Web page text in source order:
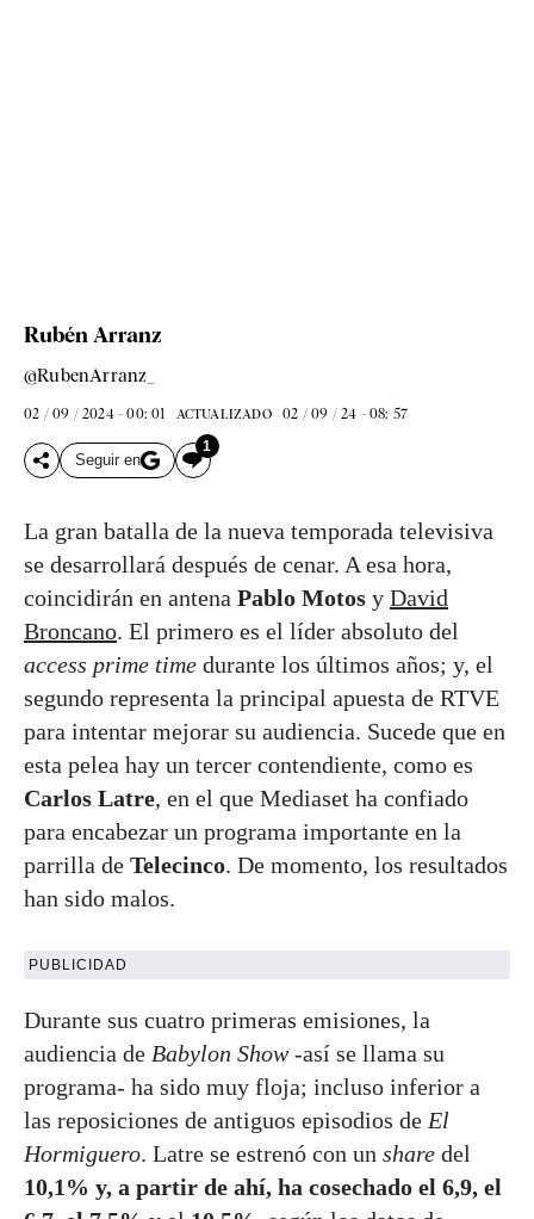
Rubén Arranz
@RubenArranz_
02 / 09 / 2024 - 00: 01 ACTUALIZADO 02 / 09 / 24 - 08: 57
Seguir en
1
La gran batalla de la nueva temporada televisiva
se desarrollará después de cenar. A esa hora,
coincidirán en antena Pablo Motos y David
Broncano. El primero es el líder absoluto del
access prime time durante los últimos años; y, el
segundo representa la principal apuesta de RTVE
para intentar mejorar su audiencia. Sucede que en
esta pelea hay un tercer contendiente, como es
Carlos Latre, en el que Mediaset ha confiado
para encabezar un programa importante en la
parrilla de Telecinco. De momento, los resultados
han sido malos.
PUBLICIDAD
Durante sus cuatro primeras emisiones, la
audiencia de Babylon Show -así se llama su
programa- ha sido muy floja; incluso inferior a
las reposiciones de antiguos episodios de El
Hormiguero. Latre se estrenó con un share del
10,1% y, a partir de ahí, ha cosechado el 6,9, el